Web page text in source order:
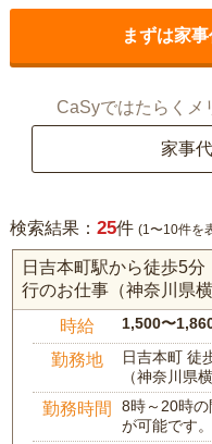
まずは家
CaSyではたらくメ
家事
検索結果： 25件 (1〜10件を
日吉本町駅から徒歩5
行のお仕事（神奈川県
時給 1,500〜
勤務地
日吉本町 徒
（神奈川県
勤務時間
8時～20時
が可能です